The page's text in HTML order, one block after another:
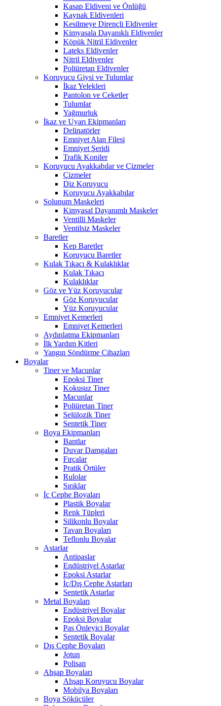
Kasap Eldiveni ve Önlüğü
Kaynak Eldivenleri
Kesilmeye Dirençli Eldivenler
Kimyasala Dayanıklı Eldivenler
Köpük Nitril Eldivenler
Lateks Eldivenler
Nitril Eldivenler
Poliüretan Eldivenler
Koruyucu Giysi ve Tulumlar
İkaz Yelekleri
Pantolon ve Ceketler
Tulumlar
Yağmurluk
İkaz ve Uyarı Ekipmanları
Delinatörler
Emniyet Alan Filesi
Emniyet Şeridi
Trafik Koniler
Koruyucu Ayakkabılar ve Çizmeler
Çizmeler
Diz Koruyucu
Koruyucu Ayakkabılar
Solunum Maskeleri
Kimyasal Dayanımlı Maskeler
Ventilli Maskeler
Ventilsiz Maskeler
Baretler
Kep Baretler
Koruyucu Baretler
Kulak Tıkacı & Kulaklıklar
Kulak Tıkacı
Kulaklıklar
Göz ve Yüz Koruyucular
Göz Koruyucular
Yüz Koruyucular
Emniyet Kemerleri
Emniyet Kemerleri
Aydınlatma Ekipmanları
İlk Yardım Kitleri
Yangın Söndürme Cihazları
Boyalar
Tiner ve Macunlar
Epoksi Tiner
Kokusuz Tiner
Macunlar
Poliüretan Tiner
Selülozik Tiner
Sentetik Tiner
Boya Ekipmanları
Bantlar
Duvar Damgaları
Fırçalar
Pratik Örtüler
Rulolar
Sırıklar
İç Cephe Boyaları
Plastik Boyalar
Renk Tüpleri
Silikonlu Boyalar
Tavan Boyaları
Teflonlu Boyalar
Astarlar
Antipaslar
Endüstriyel Astarlar
Epoksi Astarlar
İç/Dış Cephe Astarları
Sentetik Astarlar
Metal Boyaları
Endüstriyel Boyalar
Epoksi Boyalar
Pas Önleyici Boyalar
Sentetik Boyalar
Dış Cephe Boyaları
Jotun
Polisan
Ahşap Boyaları
Ahşap Koruyucu Boyalar
Mobilya Boyaları
Boya Sökücüler